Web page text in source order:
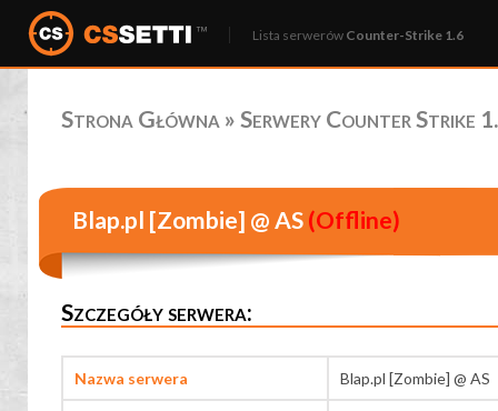
Lista serwerów Counter-Strike 1.6
Strona Główna » Serwery Counter Strike
Blap.pl [Zombie] @ AS (Offline)
Szczegóły serwera:
Nazwa serwera Blap.pl [Zombie] @ AS